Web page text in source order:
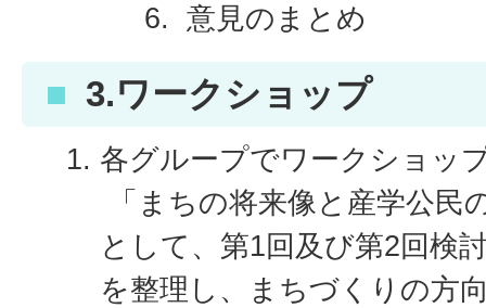
意見のまとめ
3.ワークショップ
各グループでワークショッ
「まちの将来像と産学公民
として、第1回及び第2回検
を整理し、まちづくりの方